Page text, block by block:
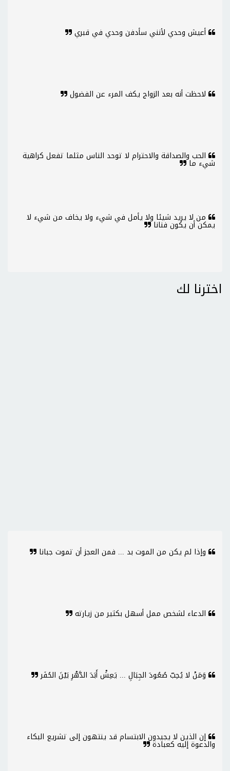
أعيش وحدي لأنني سأدفن وحدي في قبري
لاحظت أنه بعد الزواج يكف المرء عن الفضول
الحب والصداقة والاحترام لا توحد الناس مثلما تفعل كراهية
شيء ما
من لا يريد شيئا ولا يأمل في شيء ولا يخاف من شيء لا
يمكن أن يكون فنانا
اخترنا لك
وإذا لم يكن من الموت بد ... فمن العجز أن تموت جبانا
الدعاء لشخص ممل أسهل بكثير من زيارته
وَمَنْ لا يُحِبّ صُعُودَ الجِبَالِ ... يَعِشْ أَبَدَ الدَّهْرِ بَيْنَ الحُفَر
إن الذين لا يجيدون الابتسام قد ينتهون إلى تشريع البكاء
والدعوة إليه كعبادة